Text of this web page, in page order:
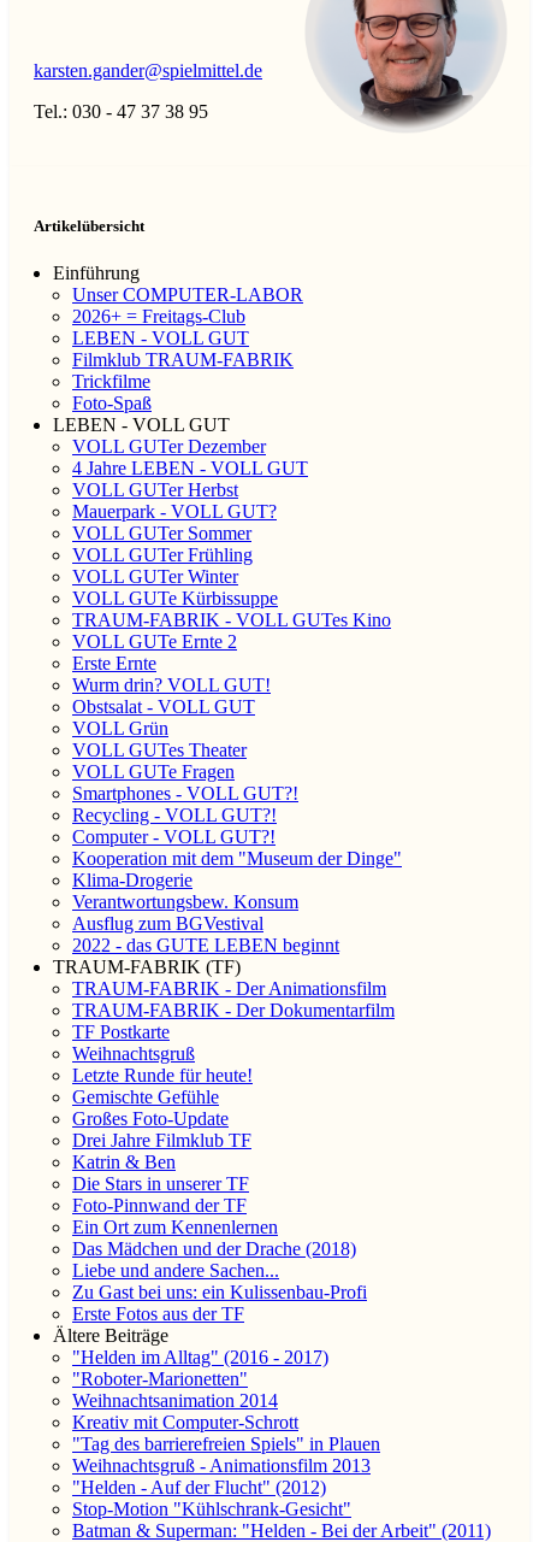
karsten.gander@spielmittel.de
Tel.: 030 - 47 37 38 95
Artikelübersicht
Einführung
Unser COMPUTER-LABOR
2026+ = Freitags-Club
LEBEN - VOLL GUT
Filmklub TRAUM-FABRIK
Trickfilme
Foto-Spaß
LEBEN - VOLL GUT
VOLL GUTer Dezember
4 Jahre LEBEN - VOLL GUT
VOLL GUTer Herbst
Mauerpark - VOLL GUT?
VOLL GUTer Sommer
VOLL GUTer Frühling
VOLL GUTer Winter
VOLL GUTe Kürbissuppe
TRAUM-FABRIK - VOLL GUTes Kino
VOLL GUTe Ernte 2
Erste Ernte
Wurm drin? VOLL GUT!
Obstsalat - VOLL GUT
VOLL Grün
VOLL GUTes Theater
VOLL GUTe Fragen
Smartphones - VOLL GUT?!
Recycling - VOLL GUT?!
Computer - VOLL GUT?!
Kooperation mit dem "Museum der Dinge"
Klima-Drogerie
Verantwortungsbew. Konsum
Ausflug zum BGVestival
2022 - das GUTE LEBEN beginnt
TRAUM-FABRIK (TF)
TRAUM-FABRIK - Der Animationsfilm
TRAUM-FABRIK - Der Dokumentarfilm
TF Postkarte
Weihnachtsgruß
Letzte Runde für heute!
Gemischte Gefühle
Großes Foto-Update
Drei Jahre Filmklub TF
Katrin & Ben
Die Stars in unserer TF
Foto-Pinnwand der TF
Ein Ort zum Kennenlernen
Das Mädchen und der Drache (2018)
Liebe und andere Sachen...
Zu Gast bei uns: ein Kulissenbau-Profi
Erste Fotos aus der TF
Ältere Beiträge
"Helden im Alltag" (2016 - 2017)
"Roboter-Marionetten"
Weihnachtsanimation 2014
Kreativ mit Computer-Schrott
"Tag des barrierefreien Spiels" in Plauen
Weihnachtsgruß - Animationsfilm 2013
"Helden - Auf der Flucht" (2012)
Stop-Motion "Kühlschrank-Gesicht"
Batman & Superman: "Helden - Bei der Arbeit" (2011)